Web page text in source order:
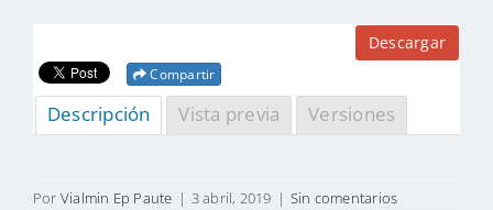
Descargar
Compartir
Descripción Vista previa Versiones
Por Vialmin Ep Paute | 3 abril, 2019 | Sin comentarios